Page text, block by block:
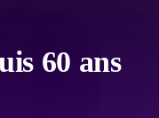
60 ans